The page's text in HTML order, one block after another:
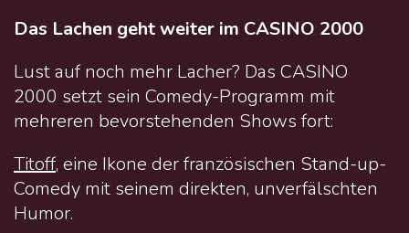
Das Lachen geht weiter im CASINO 2000
Lust auf noch mehr Lacher? Das CASINO
2000 setzt sein Comedy-Programm mit
mehreren bevorstehenden Shows fort:
Titoff, eine Ikone der französischen Stand-up-
Comedy mit seinem direkten, unverfälschten
Humor.